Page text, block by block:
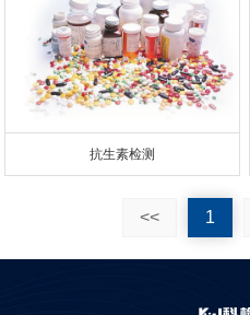
抗生素检测
<< 1